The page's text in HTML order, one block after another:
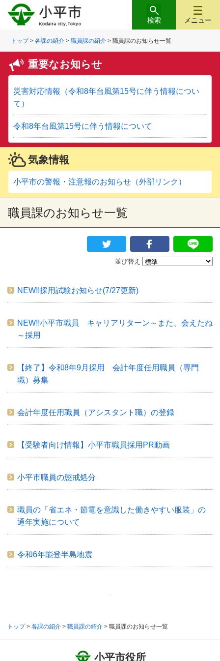
メニュー
検索
トップ>各課の紹介 >職員課の紹介 >職員課のお知らせ一覧
重要なお知らせ
災害対応情報（令和8年台風第15号に伴う情報につい
て）
令和8年台風第15号に伴う情報について
気象情報
小平市の警報・注意報のお知らせ（外部リンク）
職員課のお知らせ一覧
並び替え
NEW!!採用試験お知らせ(7/27更新)
NEW!!小平市職員 キャリアリターン～また、会えたね
～採用
【終了】令和8年9月採用 会計年度任用職員（専門
職）募集
会計年度任用職員（アシスタント職）の登録
【受験者向け情報】小平市職員採用PR動画
小平市職員の懲戒処分
職員の「省エネ・節電を意識した働きやすい服装」の
通年実施について
令和6年能登半島地震
トップ> 各課の紹介 > 職員課の紹介 > 職員課のお知らせ一覧
小平市役所